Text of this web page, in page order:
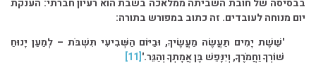
בבסיסה של חובת השביתה ממלאכה בשבת הוא רעיון חברתי: הענקת
יום מנוחה לעובדים. זה כתוב במפורש בתורה:
'שֵׁשֶׁת יָמִים תַּעֲשֶׂה מַעֲשֶׂיךָ, וּבַיּוֹם הַשְּׁבִיעִי תִּשְׁבֹּת – לְמַעַן יָנוּחַ
שׁוֹרְךָ וַחֲמֹרֶךָ, וְיִנָּפֵשׁ בֶּן אֲמָתְךָ וְהַגֵּר.'[11]